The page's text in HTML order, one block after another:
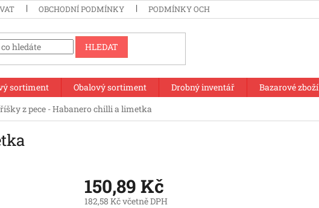
OBCHODNÍ PODMÍNKY PODMÍNKY OCHRANY OSOBNÍCH ÚDAJŮ
HLEDAT
sortiment Obalový sortiment Drobný inventář Bazarové zboží
z pece - Habanero chilli a limetka
150,89 Kč
182,58 Kč včetně DPH